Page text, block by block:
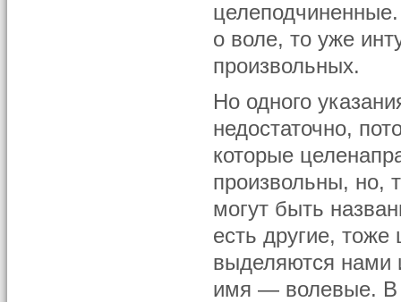
о воле, то уже
произвольных.
Но одного
недостаточно,
которые
произвольны, но,
могут быть
есть другие,
выделяются нами
имя — волевые. В